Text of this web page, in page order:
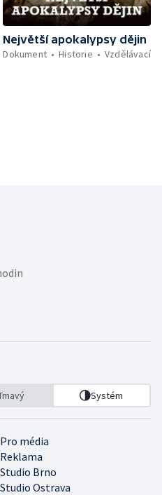
Největší apokalypsy dějin
Dokument
Historie Vzdělávací
Systém
Pro média
Reklama
Studio Brno
Studio Ostrava